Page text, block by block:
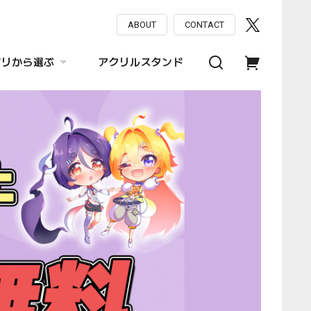
ABOUT CONTACT
から選ぶ アクリルスタンド